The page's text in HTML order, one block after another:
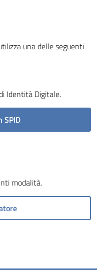
una delle seguenti
Identità Digitale.
SPID
modalità.